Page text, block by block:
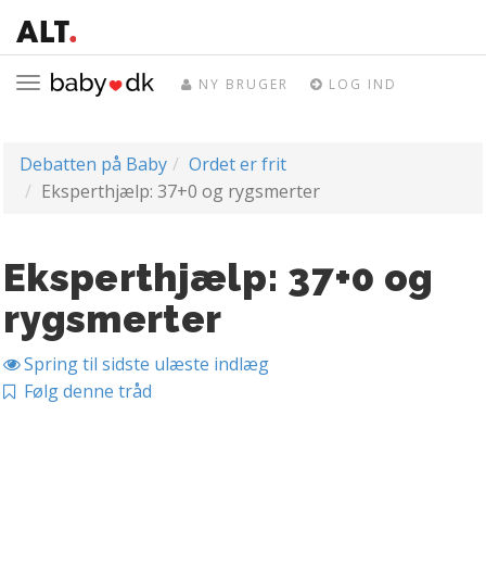
Toggle
NY BRUGER LOG IND
Debatten på Baby
Ordet er frit
Eksperthjælp: 37+0 og rygsmerter
Eksperthjælp: 37+0 og
rygsmerter
Spring til sidste ulæste indlæg
Følg denne tråd